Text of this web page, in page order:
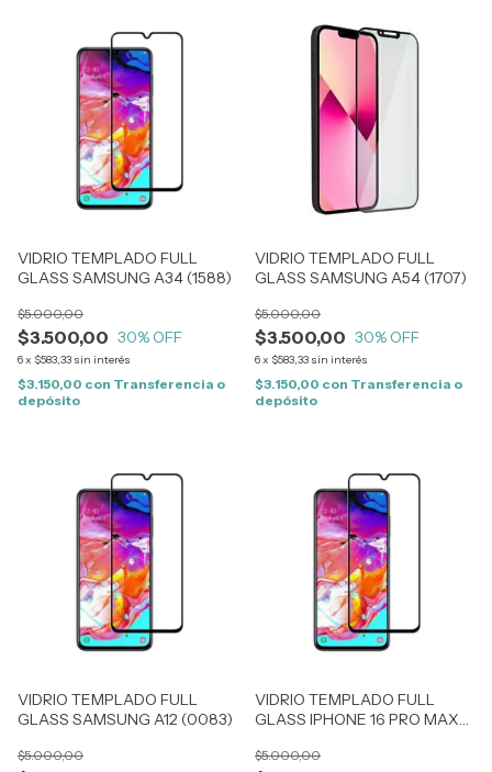
VIDRIO TEMPLADO FULL
GLASS SAMSUNG A34 (1588)
$3.500,00
$5.000,00
30% OFF
6x $583,33 sin interés
$3.150,00 con Transferencia o
depósito
VIDRIO TEMPLADO FULL
GLASS SAMSUNG A54 (1707)
$3.500,00
$5.000,00
30% OFF
6x $583,33 sin interés
$3.150,00 con Transferencia o
depósito
VIDRIO TEMPLADO FULL
GLASS SAMSUNG A12 (0083)
$5.000,00
VIDRIO TEMPLADO FULL
GLASS IPHONE 16 PRO MAX
$5.000,00